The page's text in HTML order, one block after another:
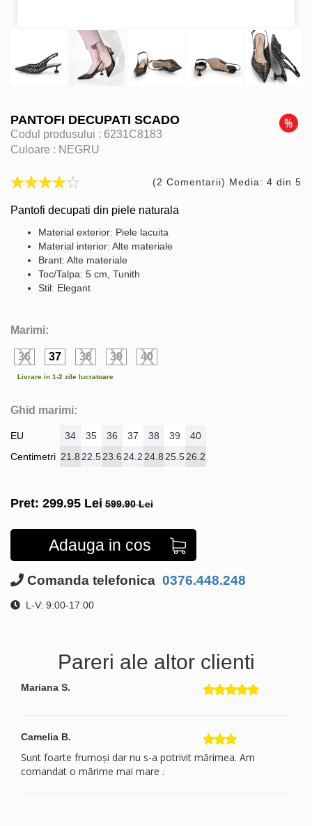
PANTOFI DECUPATI SCADO
Codul produsului : 6231C8183
Culoare : NEGRU
(2 Comentarii) Media: 4 din 5
Pantofi decupati din piele naturala
Material exterior: Piele lacuita
Material interior: Alte materiale
Brant: Alte materiale
Toc/Talpa: 5 cm, Tunith
Stil: Elegant
Marimi:
36 37 38 39 40
Livrare in 1-2 zile lucratoare
Ghid marimi:
EU
Centimetri
34 35 36 37 38 39
40
21.8 22.523.6 24.2 24.8 25.526.2
Pret: 299.95 Lei 599.90 Lei
Adauga in cos
Comanda telefonica 0376.448.248
L-V: 9:00-17:00
Pareri ale altor clienti
Mariana S.
Camelia B.
Sunt foarte frumoși dar nu s-a potrivit mărimea. Am
comandat o mărime mai mare .